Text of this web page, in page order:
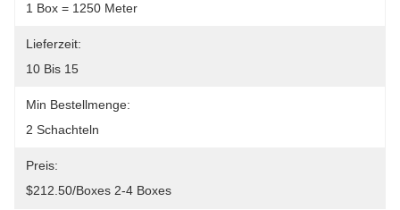
1 Box = 1250 Meter
Lieferzeit:
10 Bis 15
Min Bestellmenge:
2 Schachteln
Preis:
$212.50/boxes 2-4 Boxes